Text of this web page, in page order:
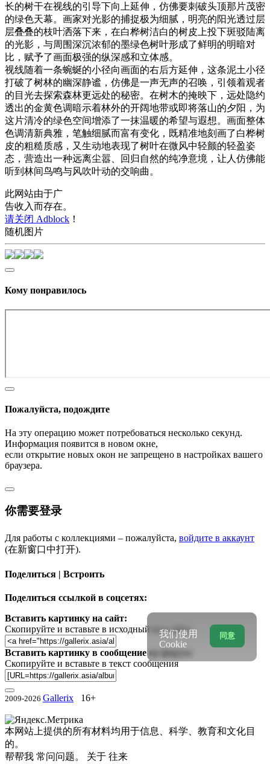
长的树干在视线的引导下向上延伸，仿佛要刺破头顶那片茂密
的绿色天幕。画家对光影的捕捉极为细腻，明亮的阳光透过层
层叠叠的枝叶洒落下来，在白桦树洁白的树皮上投下斑驳陆离
的光影，与周围深沉浓郁的墨绿色树叶形成了鲜明的明暗对
比，赋予了画面极强的纵深感和立体感。
视线随着一条蜿蜒的小径向画面的右后方延伸，这条泥土小径
打破了树林的幽深静谧，仿佛是一声无声的召唤，引领着观者
的目光去探索森林更远处的秘密。在树木的掩映下，远处隐约
透出的金黄色调暗示着林外的开阔地带或即将落山的夕阳，为
这片清冷的绿色空间增添了一抹温暖的希望与遐想。画面整体
色调清新典雅，笔触细腻而富有变化，既精准地刻画了白桦树
皮的粗糙质感，又生动地表现了树叶在微风中轻颤的轻盈姿
态，营造出一种远离尘嚣、回归自然的纯净意境，让人仿佛能
听到林间鸟鸣与风吹叶动的交响曲。
此网站由于广
告收入而存在。
请关闭 Adblock ！
随机图片
Кому понравилось
Пожалуйста, подождите
На эту операцию может потребоваться несколько секунд.
Информация появится в новом окне,
если открытие новых окон не запрещено в настройках вашего
браузера.
你需要登录
Для работы с коллекциями – пожалуйста, войдите в аккаунт
(在新窗口中打开).
Поделиться | Встроить
Поделиться ссылкой в соцсетях:
Вставить картинку на сайт:
Скопируйте и вставьте в исходный код сайта
Вставить картинку в сообщение на форум:
Скопируйте и вставьте в текст сообщения
2009-2026 Gallerix 16+
本网站上提供的所有材料均用于信息、科学、教育和文化目
的。
帮帮我 常问问题。 关于 往来
同意
我们使用
Cookie